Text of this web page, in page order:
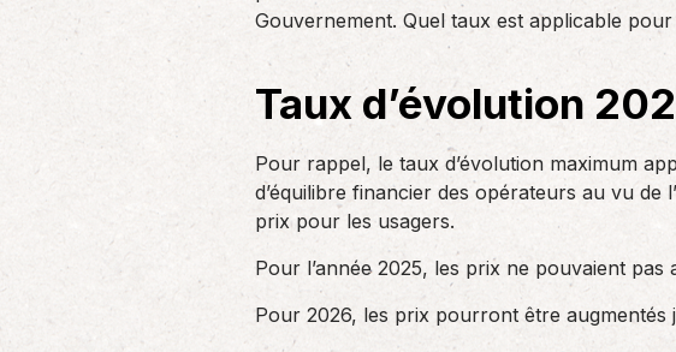
un nouvel associé…
de producteurs ou…
Accompagnement des
En tant qu’employeur, vous êtes soumis
à des obligations et à une légalisation
Gouvernement. Quel taux est applicable
Taux d’évolution
Pour rappel, le taux d’évolution maximum
d’équilibre financier des opérateurs au vu de
prix pour les usagers.
Pour l’année 2025, les prix ne pouvaient
Pour 2026, les prix pourront être augmentés